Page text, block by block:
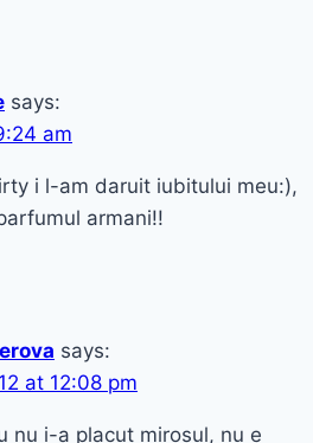
says:
am
i l-am daruit iubitului meu:),
armani!!
says:
at 12:08 pm
nu i-a placut mirosul, nu e